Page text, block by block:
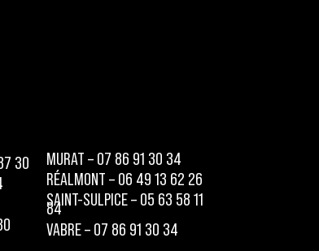
30
MURAT – 07 86 91 30 34
RÉALMONT – 06 49 13 62 26
SAINT-SULPICE – 05 63 58 11
84
VABRE – 07 86 91 30 34